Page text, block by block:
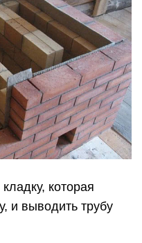
которая
и выводить трубу